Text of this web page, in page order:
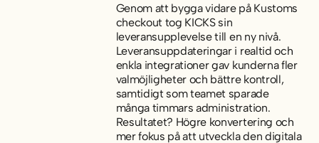
Genom att bygga vidare på Kustoms
checkout tog KICKS sin
leveransupplevelse till en ny nivå.
Leveransuppdateringar i realtid och
enkla integrationer gav kunderna fler
valmöjligheter och bättre kontroll,
samtidigt som teamet sparade
många timmars administration.
Resultatet? Högre konvertering och
mer fokus på att utveckla den digitala